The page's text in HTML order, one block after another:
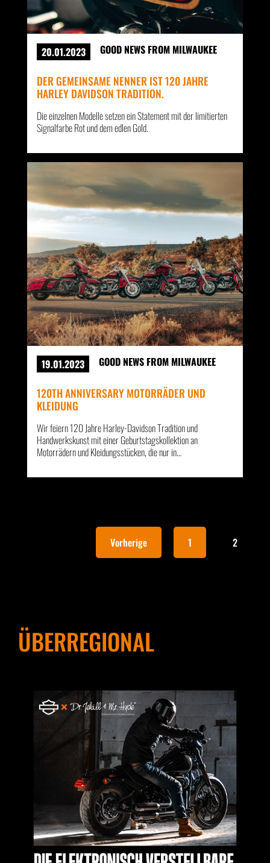
20.01.2023 GOOD NEWS FROM MILWAUKEE
DER GEMEINSAME NENNER IST 120 JAHRE
HARLEY DAVIDSON TRADITION.
Die einzelnen Modelle setzen ein Statement mit der limitierten
Signalfarbe Rot und dem edlen Gold.
19.01.2023 GOOD NEWS FROM MILWAUKEE
120TH ANNIVERSARY MOTORRÄDER UND
KLEIDUNG
Wir feiern 120 Jahre Harley-Davidson Tradition und
Handwerkskunst mit einer Geburtstagskollektion an
Motorrädern und Kleidungsstücken, die nur in…
Vorherige 1 2
ÜBERREGIONAL